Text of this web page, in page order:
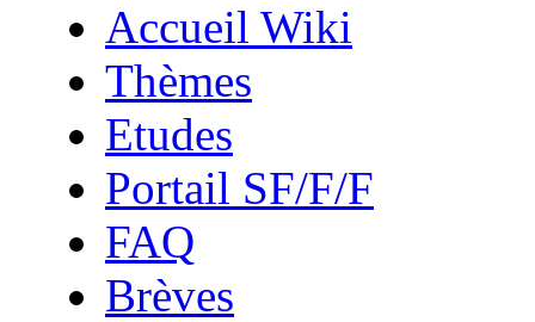
Accueil Wiki
Thèmes
Etudes
Portail SF/F/F
FAQ
Brèves